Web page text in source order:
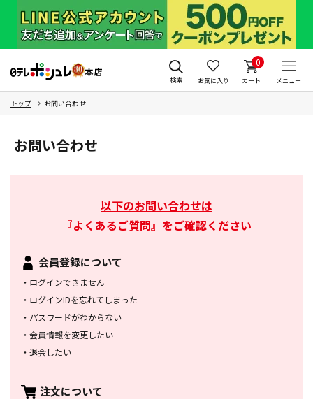
検索 お気に入り
0
カート メニュー
トップ お問い合わせ
お問い合わせ
以下のお問い合わせは
『よくあるご質問』をご確認ください
会員登録について
・ ログインできません
・ ログインIDを忘れてしまった
・ パスワードがわからない
・ 会員情報を変更したい
・ 退会したい
注文について